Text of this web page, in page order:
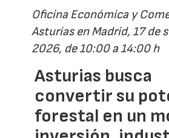
Oficina Económica y
Asturias en Madrid, 17 de
2026, de 10:00 a 14:00 h
Asturias busca
convertir su
forestal en un